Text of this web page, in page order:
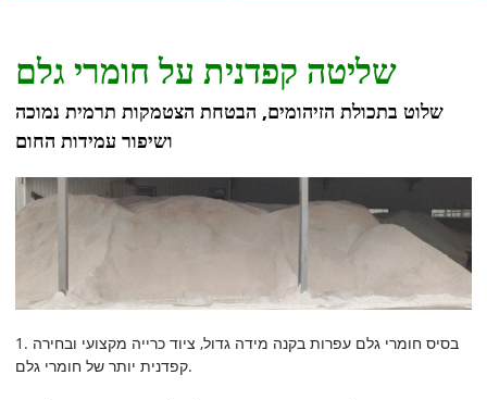
שליטה קפדנית על חומרי גלם
שלוט בתכולת הזיהומים, הבטחת הצטמקות תרמית נמוכה
ושיפור עמידות החום
1. בסיס חומרי גלם עפרות בקנה מידה גדול, ציוד כרייה מקצועי ובחירה
קפדנית יותר של חומרי גלם.